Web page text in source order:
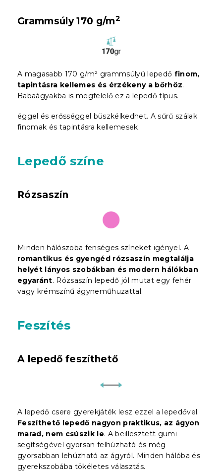
Grammsúly 170 g/m2
A magasabb 170 g/m² grammsúlyú lepedő finom,
tapintásra kellemes és érzékeny a bőrhöz.
Babaágyakba is megfelelő ez a lepedő típus.
éggel és erősséggel büszkélkedhet. A sűrű szálak
finomak és tapintásra kellemesek.
Lepedő színe
Rózsaszín
Minden hálószoba fenséges színeket igényel. A
romantikus és gyengéd rózsaszín megtalálja
helyét lányos szobákban és modern hálókban
egyaránt. Rózsaszín lepedő jól mutat egy fehér
vagy krémszínű ágyneműhuzattal.
Feszítés
A lepedő feszíthető
A lepedő csere gyerekjáték lesz ezzel a lepedővel.
Feszíthető lepedő nagyon praktikus, az ágyon
marad, nem csúszik le. A beillesztett gumi
segítségével gyorsan felhúzható és még
gyorsabban lehúzható az ágyról. Minden hálóba és
gyerekszobába tökéletes választás.